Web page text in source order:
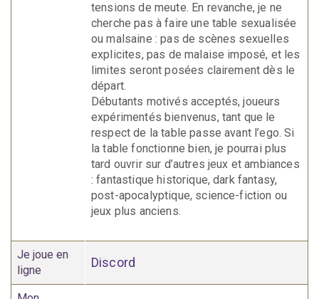
tensions de meute. En revanche, je ne
cherche pas à faire une table sexualisée
ou malsaine : pas de scènes sexuelles
explicites, pas de malaise imposé, et les
limites seront posées clairement dès le
départ.
Débutants motivés acceptés, joueurs
expérimentés bienvenus, tant que le
respect de la table passe avant l’ego. Si
la table fonctionne bien, je pourrai plus
tard ouvrir sur d’autres jeux et ambiances
: fantastique historique, dark fantasy,
post-apocalyptique, science-fiction ou
jeux plus anciens.
Je joue en
ligne
Discord